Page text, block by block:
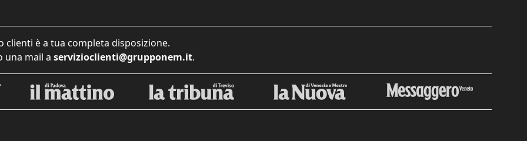
clienti è a tua completa disposizione.
una mail a servizioclienti@grupponem.it.